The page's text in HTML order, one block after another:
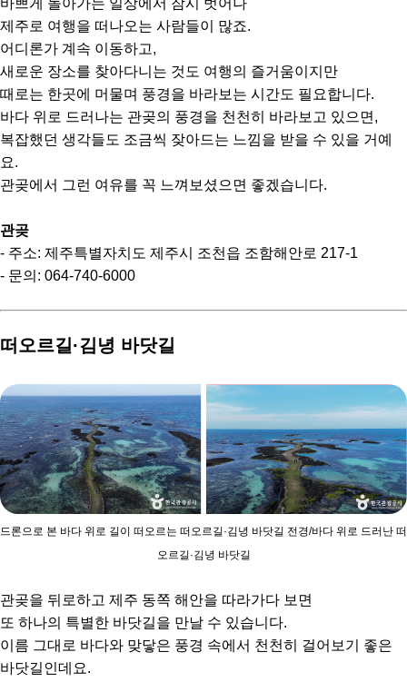
바쁘게 돌아가는 일상에서 잠시 벗어나
제주로 여행을 떠나오는 사람들이 많죠.
어디론가 계속 이동하고,
새로운 장소를 찾아다니는 것도 여행의 즐거움이지만
때로는 한곳에 머물며 풍경을 바라보는 시간도 필요합니다.
바다 위로 드러나는 관곶의 풍경을 천천히 바라보고 있으면,
복잡했던 생각들도 조금씩 잦아드는 느낌을 받을 수 있을 거예
요.
관곶에서 그런 여유를 꼭 느껴보셨으면 좋겠습니다.
관곶
- 주소: 제주특별자치도 제주시 조천읍 조함해안로 217-1
- 문의: 064-740-6000
떠오르길·김녕 바닷길
드론으로 본 바다 위로 길이 떠오르는 떠오르길·김녕 바닷길 전경/바다 위로 드러난 떠
오르길·김녕 바닷길
관곶을 뒤로하고 제주 동쪽 해안을 따라가다 보면
또 하나의 특별한 바닷길을 만날 수 있습니다.
이름 그대로 바다와 맞닿은 풍경 속에서 천천히 걸어보기 좋은
바닷길인데요.